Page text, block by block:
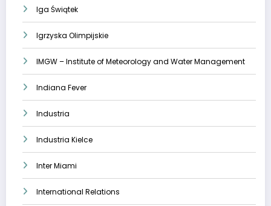
Iga Świątek
Igrzyska Olimpijskie
IMGW – Institute of Meteorology and Water Management
Indiana Fever
Industria
Industria Kielce
Inter Miami
International Relations